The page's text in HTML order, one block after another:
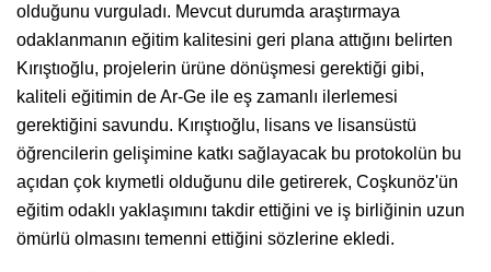
olduğunu vurguladı. Mevcut durumda araştırmaya
odaklanmanın eğitim kalitesini geri plana attığını belirten
Kırıştıoğlu, projelerin ürüne dönüşmesi gerektiği gibi,
kaliteli eğitimin de Ar-Ge ile eş zamanlı ilerlemesi
gerektiğini savundu. Kırıştıoğlu, lisans ve lisansüstü
öğrencilerin gelişimine katkı sağlayacak bu protokolün bu
açıdan çok kıymetli olduğunu dile getirerek, Coşkunöz'ün
eğitim odaklı yaklaşımını takdir ettiğini ve iş birliğinin uzun
ömürlü olmasını temenni ettiğini sözlerine ekledi.